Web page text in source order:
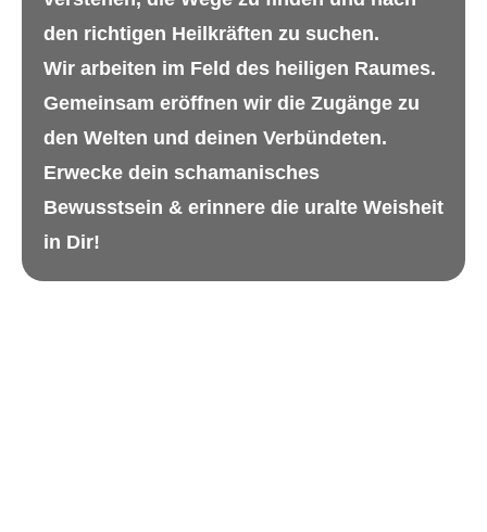
den richtigen Heilkräften zu suchen.
Wir arbeiten im Feld des heiligen Raumes.
Gemeinsam eröffnen wir die Zugänge zu
den Welten und deinen Verbündeten.
Erwecke dein schamanisches
Bewusstsein & erinnere die uralte Weisheit
in Dir!